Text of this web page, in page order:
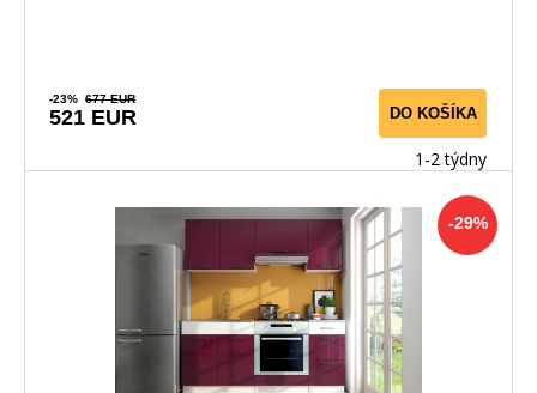
-23% 677 EUR
521 EUR DO KOŠÍKA
1-2 týdny
-29%